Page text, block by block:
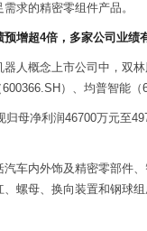
求的精密零组件产品。
增超4倍，多家公司业绩
器人概念上市公司中，双
）、均普智能
归母净利润46700万元至
车内外饰及精密零部件
螺母、换向装置和钢球